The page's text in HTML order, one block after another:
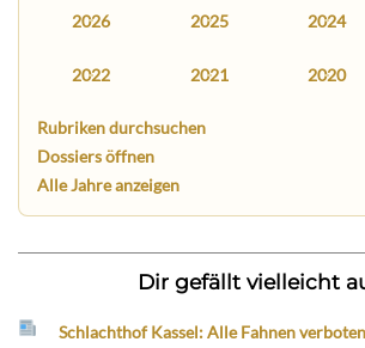
2026 2025 2024
2022 2021 2020
Rubriken durchsuchen
Dossiers öffnen
Alle Jahre anzeigen
Dir gefällt vielleicht
Schlachthof Kassel: Alle Fahnen